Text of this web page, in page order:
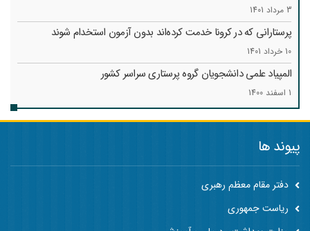
3 مرداد 1401
پرستارانی که در کرونا خدمت کرد‌ه‌اند بدون آزمون استخدام شوند
10 خرداد 1401
المپیاد علمی دانشجویان گروه پرستاری سراسر کشور
1 اسفند 1400
پیوند ها
دفتر مقام معظم رهبری
ریاست جمهوری